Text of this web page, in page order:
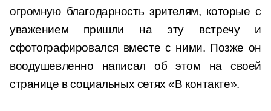
огромную благодарность зрителям, которые с
уважением пришли на эту встречу и
сфотографировался вместе с ними. Позже он
воодушевленно написал об этом на своей
странице в социальных сетях «В контакте».